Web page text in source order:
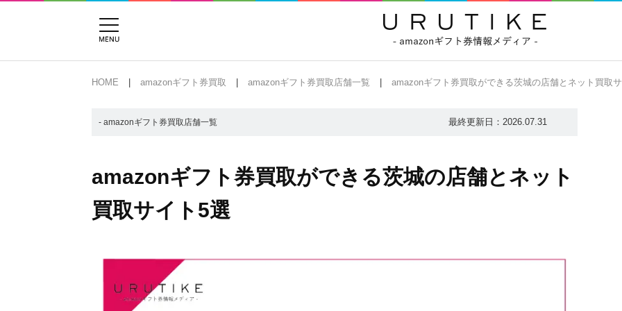
HOME amazonギフト券買取 amazonギフト券買取店舗一覧 amazonギフト券買取ができる茨城の店舗とネット買取
- amazonギフト券買取店舗一覧 最終更新日： 2026.07.31
amazonギフト券買取ができる茨城の店舗とネット
買取サイト5選